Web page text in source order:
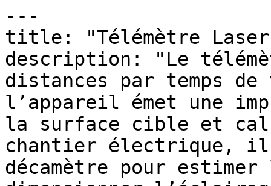
---
title: "Télémètre
description: "Le
distances par temps
l’appareil émet une
la surface cible et
chantier électrique, il
décamètre pour